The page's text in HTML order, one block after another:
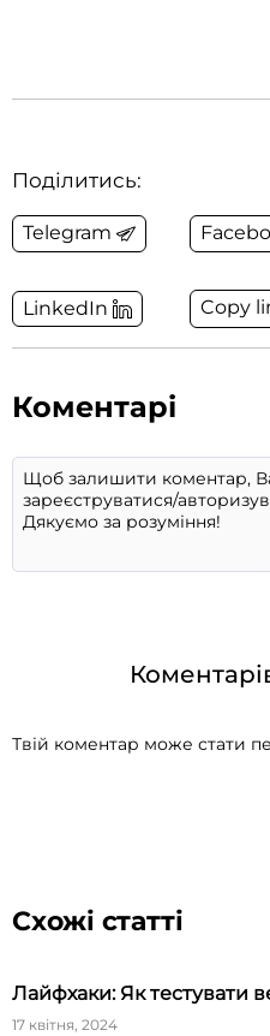
Поділитись:
Telegram
LinkedIn Copy
Коментарі
Твій коментар може стати
Схожі статті
Лайфхаки: Як тестувати
17 квітня, 2024